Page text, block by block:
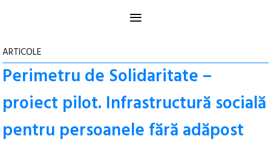
≡
ARTICOLE
Perimetru de Solidaritate –
proiect pilot. Infrastructură socială
pentru persoanele fără adăpost